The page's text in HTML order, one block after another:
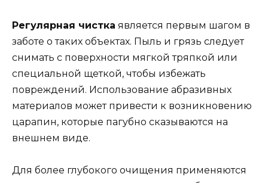
Регулярная чистка является первым шагом в
заботе о таких объектах. Пыль и грязь следует
снимать с поверхности мягкой тряпкой или
специальной щеткой, чтобы избежать
повреждений. Использование абразивных
материалов может привести к возникновению
царапин, которые пагубно сказываются на
внешнем виде.
Для более глубокого очищения применяются